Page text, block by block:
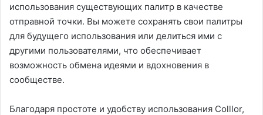
использования существующих палитр в качестве
отправной точки. Вы можете сохранять свои палитры
для будущего использования или делиться ими с
другими пользователями, что обеспечивает
возможность обмена идеями и вдохновения в
сообществе.
Благодаря простоте и удобству использования Colllor,